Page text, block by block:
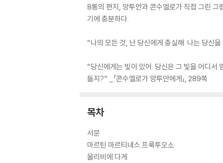
8통의 편지, 앙투안과 콘수엘로가 직접 그린
기에 충분하다.
“나의 모든 것, 난 당신에게 충실해. 나는 당신
“당신에게는 빛이 있어. 당신은 그 빛을 어디서
들지?” _「콘수엘로가 앙투안에게」, 289쪽
목차
서문
마르틴 마르티네스 프룩투오소
올리비에 다게